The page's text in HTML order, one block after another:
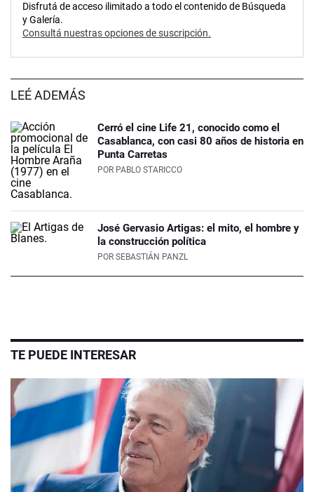
Disfrutá de acceso ilimitado a todo el contenido de Búsqueda
y Galería.
Consultá nuestras opciones de suscripción.
LEÉ ADEMÁS
Cerró el cine Life 21, conocido como el
Casablanca, con casi 80 años de historia en
Punta Carretas
POR PABLO STARICCO
José Gervasio Artigas: el mito, el hombre y
la construcción política
POR SEBASTIÁN PANZL
TE PUEDE INTERESAR